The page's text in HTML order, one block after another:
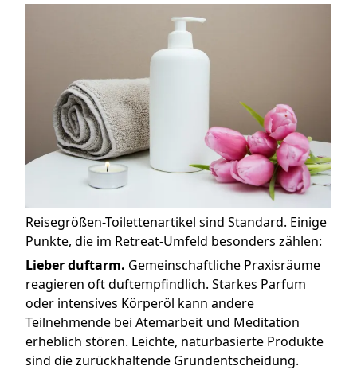
Reisegrößen-Toilettenartikel sind Standard. Einige
Punkte, die im Retreat-Umfeld besonders zählen:
Lieber duftarm. Gemeinschaftliche Praxisräume
reagieren oft duftempfindlich. Starkes Parfum
oder intensives Körperöl kann andere
Teilnehmende bei Atemarbeit und Meditation
erheblich stören. Leichte, naturbasierte Produkte
sind die zurückhaltende Grundentscheidung.